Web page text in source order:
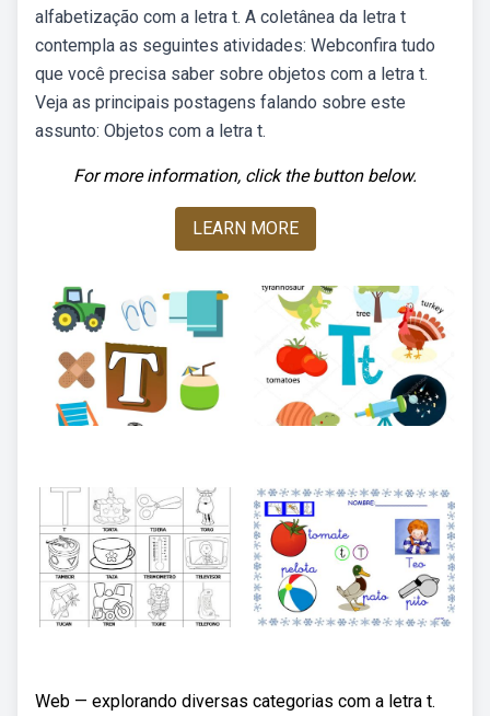
alfabetização com a letra t. A coletânea da letra t
contempla as seguintes atividades: Webconfira tudo
que você precisa saber sobre objetos com a letra t.
Veja as principais postagens falando sobre este
assunto: Objetos com a letra t.
For more information, click the button below.
LEARN MORE
Web — explorando diversas categorias com a letra t.